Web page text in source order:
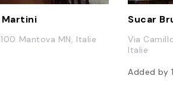
Mantova MN, Italie
Sucar
Via
Italie
Added by